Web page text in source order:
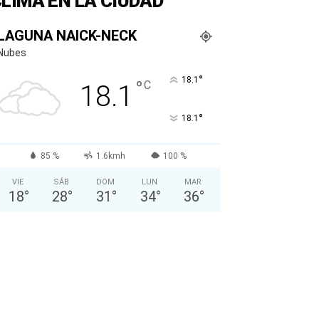
NAICK-NECK
18.1 °C 18.1 °
18.1 °
85 % 1.6kmh 100 %
VIE
18°
SÁB
28°
DOM
31 °
LUN
34°
MAR
36°